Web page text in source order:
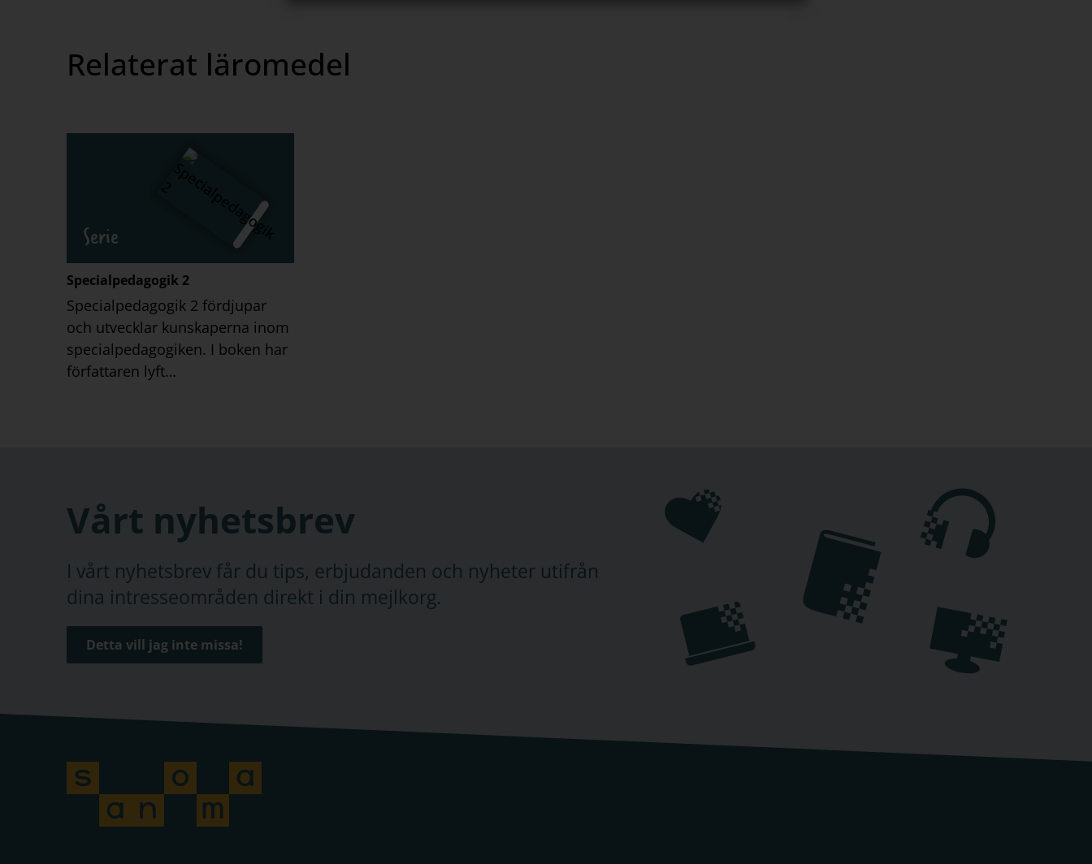
Relaterat läromedel
Serie
Specialpedagogik 2
Specialpedagogik 2 fördjupar
och utvecklar kunskaperna inom
specialpedagogiken. I boken har
författaren lyft…
Vårt nyhetsbrev
I vårt nyhetsbrev får du tips, erbjudanden och nyheter utifrån
dina intresseområden direkt i din mejlkorg.
Detta vill jag inte missa!